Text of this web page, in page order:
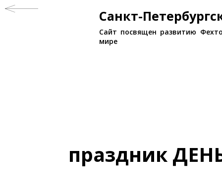
Санкт-
Сайт посвящен развитию
мире
праздник